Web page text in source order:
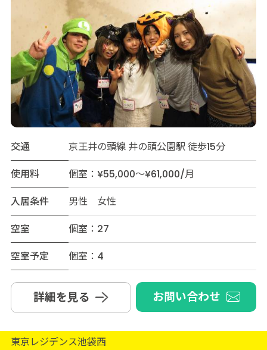
交通
京王井の頭線 井の頭公園駅 徒歩15分
使用料
個室：¥55,000～¥61,000/月
入居条件
男性 女性
空室
個室：27
空室予定
個室：4
詳細を見る お問い合わせ
東京レジデンス池袋西